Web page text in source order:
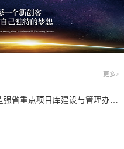
更多>